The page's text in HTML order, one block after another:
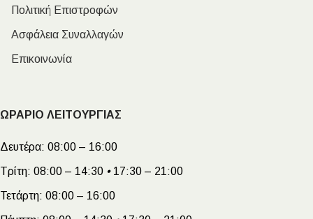
Πολιτική Επιστροφών
Ασφάλεια Συναλλαγών
Επικοινωνία
ΩΡΑΡΙΟ ΛΕΙΤΟΥΡΓΙΑΣ
Δευτέρα: 08:00 – 16:00
Τρίτη: 08:00 – 14:30 •17:30 – 21:00
Τετάρτη: 08:00 – 16:00